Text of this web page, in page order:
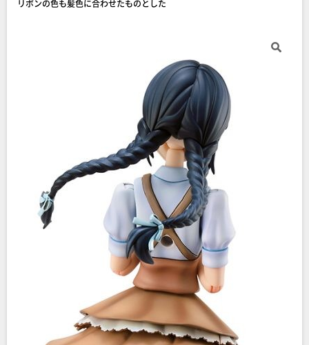
リボンの色も髪色に合わせたものとした